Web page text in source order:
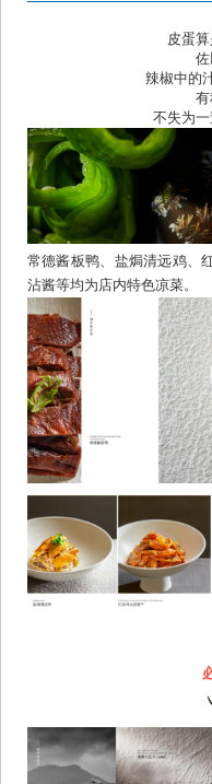
皮蛋
辣椒中的
不失为
常德酱板鸭、盐焗清远鸡、
沾酱等均为店内特色凉菜。